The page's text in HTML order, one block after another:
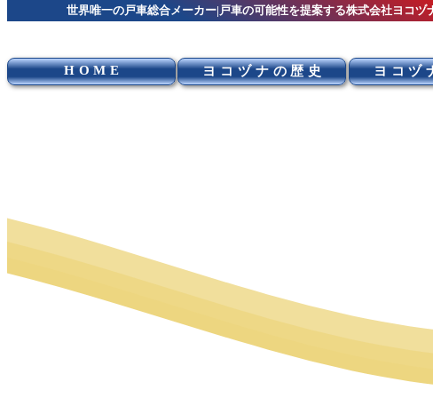
世界唯一の戸車総合メーカー|戸車の可能性を提案する株式会社ヨコヅ
HOME ヨコヅナの歴史 ヨコヅ